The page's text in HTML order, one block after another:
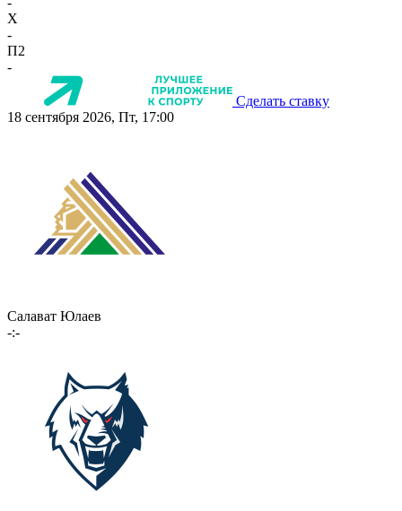
X
-
П2
-
Сделать ставку
18 сентября 2026, Пт, 17:00
Салават Юлаев
-:-